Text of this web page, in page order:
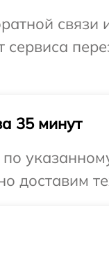
связи
сервиса
35 минут
доставим